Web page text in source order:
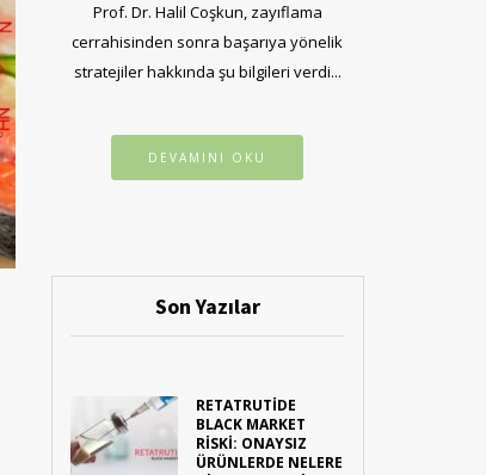
Prof. Dr. Halil Coşkun, zayıflama
cerrahisinden sonra başarıya yönelik
stratejiler hakkında şu bilgileri verdi...
DEVAMINI OKU
Son Yazılar
RETATRUTIDE
BLACK MARKET
RISKI: ONAYSIZ
ÜRÜNLERDE NELERE